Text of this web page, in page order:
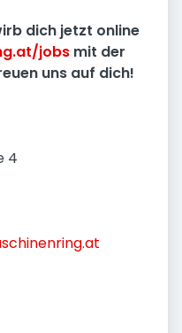
dich jetzt online
jobs mit der
uns auf dich!
4